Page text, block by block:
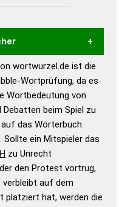
semantischen
zu
Wortform, um die
Spiel zu
Scrabble-
in 12 Bänden
und gutes
wortwurzel.de ist die
Wortprüfung, da es
Wortbedeutung von
beim Spiel zu
das Wörterbuch
Sollte ein Mitspieler das
zu Unrecht
den Protest vortrug,
verbleibt auf dem
platziert hat, werden die